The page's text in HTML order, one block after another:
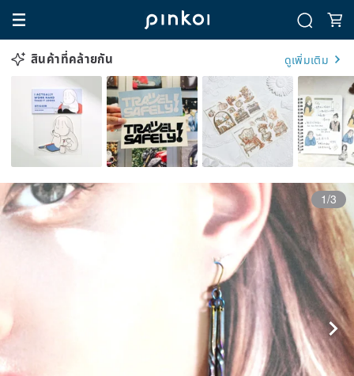
สินค้าที่คล้ายกัน ดูเพิ่มเติม
1/3